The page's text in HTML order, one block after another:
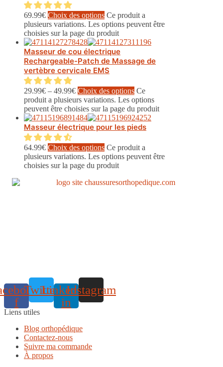
69.99€ Choix des options Ce produit a
plusieurs variations. Les options peuvent être
choisies sur la page du produit
Masseur de cou électrique
Rechargeable-Patch de Massage de
vertèbre cervicale EMS
29.99€ – 49.99€ Choix des options Ce
produit a plusieurs variations. Les options
peuvent être choisies sur la page du produit
Masseur électrique pour les pieds
64.99€ Choix des options Ce produit a
plusieurs variations. Les options peuvent être
choisies sur la page du produit
f
TwitterLinkedin-
in
Instagram
Liens utiles
Blog orthopédique
Contactez-nous
Suivre ma commande
À propos